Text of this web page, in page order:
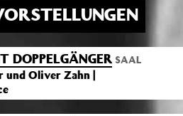
DOPPELGÄNGER SAAL
und Oliver Zahn |